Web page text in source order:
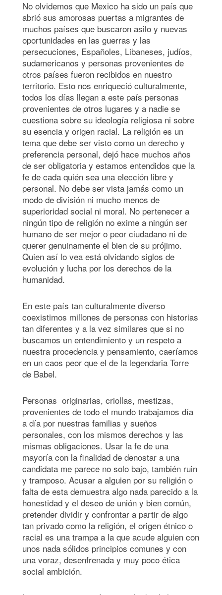
No olvidemos que Mexico ha sido un país que
abrió sus amorosas puertas a migrantes de
muchos países que buscaron asilo y nuevas
oportunidades en las guerras y las
persecuciones, Españoles, Libaneses, judíos,
sudamericanos y personas provenientes de
otros países fueron recibidos en nuestro
territorio. Esto nos enriqueció culturalmente,
todos los días llegan a este país personas
provenientes de otros lugares y a nadie se
cuestiona sobre su ideología religiosa ni sobre
su esencia y origen racial. La religión es un
tema que debe ser visto como un derecho y
preferencia personal, dejó hace muchos años
de ser obligatoria y estamos entendidos que la
fe de cada quién sea una elección libre y
personal. No debe ser vista jamás como un
modo de división ni mucho menos de
superioridad social ni moral. No pertenecer a
ningún tipo de religión no exime a ningún ser
humano de ser mejor o peor ciudadano ni de
querer genuinamente el bien de su prójimo.
Quien así lo vea está olvidando siglos de
evolución y lucha por los derechos de la
humanidad.
En este país tan culturalmente diverso
coexistimos millones de personas con historias
tan diferentes y a la vez similares que si no
buscamos un entendimiento y un respeto a
nuestra procedencia y pensamiento, caeríamos
en un caos peor que el de la legendaria Torre
de Babel.
Personas originarias, criollas, mestizas,
provenientes de todo el mundo trabajamos día
a día por nuestras familias y sueños
personales, con los mismos derechos y las
mismas obligaciones. Usar la fe de una
mayoría con la finalidad de denostar a una
candidata me parece no solo bajo, también ruin
y tramposo. Acusar a alguien por su religión o
falta de esta demuestra algo nada parecido a la
honestidad y el deseo de unión y bien común,
pretender dividir y confrontar a partir de algo
tan privado como la religión, el origen étnico o
racial es una trampa a la que acude alguien con
unos nada sólidos principios comunes y con
una voraz, desenfrenada y muy poco ética
social ambición.